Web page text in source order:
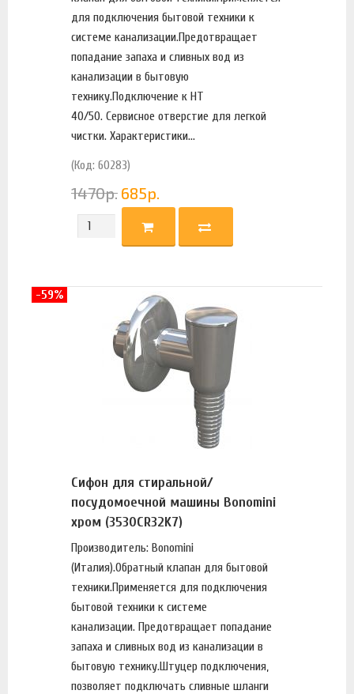
для подключения бытовой техники к
системе канализации.Предотвращает
попадание запаха и сливных вод из
канализации в бытовую
технику.Подключение к HT
40/50. Сервисное отверстие для легкой
чистки. Характеристики...
(Код: 60283)
1470р. 685р.
Сифон для стиральной/
посудомоечной машины Bonomini
хром (3530CR32K7)
Производитель: Bonomini
(Италия).Обратный клапан для бытовой
техники.Применяется для подключения
бытовой техники к системе
канализации. Предотвращает попадание
запаха и сливных вод из канализации в
бытовую технику.Штуцер подключения,
позволяет подключать сливные шланги
-59%